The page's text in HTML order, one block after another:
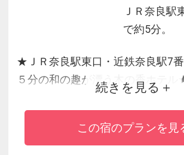
ＪＲ奈良駅
で約5分。
★ＪＲ奈良駅東口・近鉄奈良駅7
５分の和の趣が漂う木の香ホテ
■毎日17時～21時までウェルカム
中！
■24時まで入浴可能な大浴場・貸
続きを見る
この宿のプランを見